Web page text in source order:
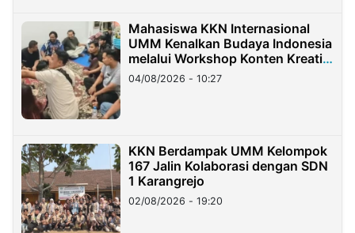
Mahasiswa KKN Internasional
UMM Kenalkan Budaya Indonesia
melalui Workshop Konten Kreatif
di Taiwan
04/08/2026 - 10:27
KKN Berdampak UMM Kelompok
167 Jalin Kolaborasi dengan SDN
1 Karangrejo
02/08/2026 - 19:20